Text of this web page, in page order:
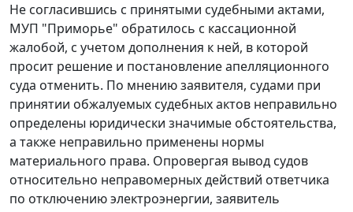
Не согласившись с принятыми судебными актами,
МУП "Приморье" обратилось с кассационной
жалобой, с учетом дополнения к ней, в которой
просит решение и постановление апелляционного
суда отменить. По мнению заявителя, судами при
принятии обжалуемых судебных актов неправильно
определены юридически значимые обстоятельства,
а также неправильно применены нормы
материального права. Опровергая вывод судов
относительно неправомерных действий ответчика
по отключению электроэнергии, заявитель